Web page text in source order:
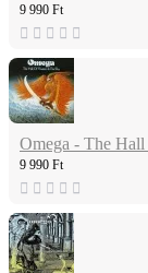
9 990 Ft
Omega - The
9 990 Ft